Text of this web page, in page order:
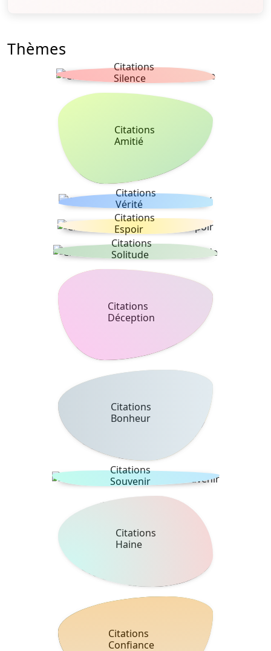
Thèmes
Citations
Silence
Citations
Amitié
Citations
Vérité
Citations
Espoir
Citations
Solitude
Citations
Déception
Citations
Bonheur
Citations
Souvenir
Citations
Haine
Citations
Confiance